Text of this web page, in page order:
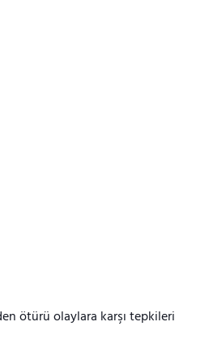
ötürü olaylara karşı tepkileri